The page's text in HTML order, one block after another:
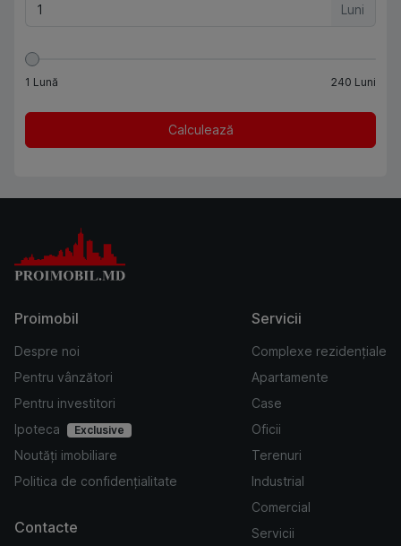
Luni
1 Lună 240 Luni
Calculează
Proimobil
Despre noi
Pentru vânzători
Pentru investitori
Ipoteca
Exclusive
Noutăți imobiliare
Politica de confidențialitate
Servicii
Complexe rezidențiale
Apartamente
Case
Oficii
Terenuri
Industrial
Comercial
Servicii
Contacte